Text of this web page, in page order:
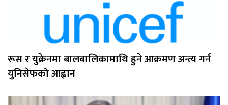
रूस र युक्रेनमा बालबालिकामाथि हुने आक्रमण अन्त्य गर्न
युनिसेफको आह्वान